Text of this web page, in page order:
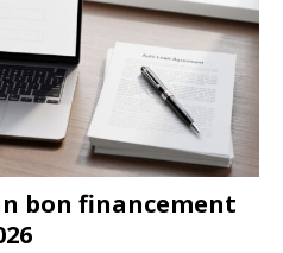
bon financement